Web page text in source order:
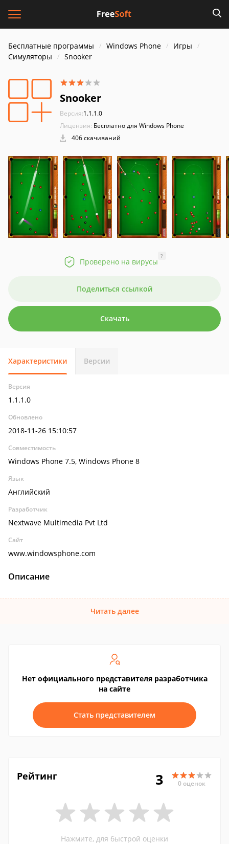
Бесплатные программы Windows Phone
Игры
Симуляторы
Snooker
Snooker
Версия:1.1.1.0
Лицензия: Бесплатно для Windows Phone
406 скачиваний
Проверено на вирусы
?
Поделиться ссылкой
Скачать
Характеристики Версии
Версия
1.1.1.0
Обновлено
2018-11-26 15:10:57
Совместимость
Windows Phone 7.5, Windows Phone 8
Язык
Английский
Разработчик
Nextwave Multimedia Pvt Ltd
Сайт
www.windowsphone.com
Описание
Читать далее
Нет официального представителя разработчика
на сайте
Стать представителем
Рейтинг 3 0 оценок
Нажмите, для быстрой оценки